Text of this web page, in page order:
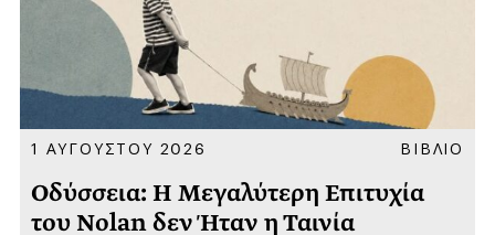
1 ΑΥΓΟΥΣΤΟΥ 2026 ΒΙΒΛΙΟ
Οδύσσεια: Η Μεγαλύτερη Επιτυχία
του Nolan δεν Ήταν η Ταινία